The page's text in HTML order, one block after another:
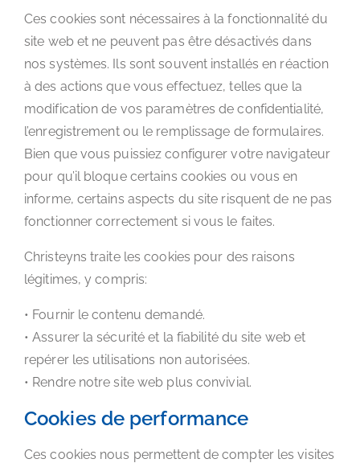
Ces cookies sont nécessaires à la fonctionnalité du
site web et ne peuvent pas être désactivés dans
nos systèmes. Ils sont souvent installés en réaction
à des actions que vous effectuez, telles que la
modification de vos paramètres de confidentialité,
l’enregistrement ou le remplissage de formulaires.
Bien que vous puissiez configurer votre navigateur
pour qu’il bloque certains cookies ou vous en
informe, certains aspects du site risquent de ne pas
fonctionner correctement si vous le faites.
Christeyns traite les cookies pour des raisons
légitimes, y compris:
• Fournir le contenu demandé.
• Assurer la sécurité et la fiabilité du site web et
repérer les utilisations non autorisées.
• Rendre notre site web plus convivial.
Cookies de performance
Ces cookies nous permettent de compter les visites